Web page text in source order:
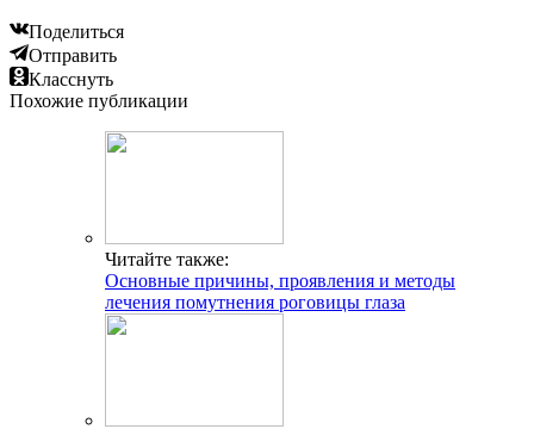
Поделиться
Отправить
Класснуть
Похожие публикации
Читайте также:
Основные причины, проявления и методы
лечения помутнения роговицы глаза